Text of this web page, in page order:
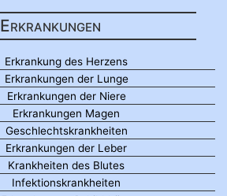
Erkrankungen
Erkrankung des Herzens
Erkrankungen der Lunge
Erkrankungen der Niere
Erkrankungen Magen
Geschlechtskrankheiten
Erkrankungen der Leber
Krankheiten des Blutes
Infektionskrankheiten